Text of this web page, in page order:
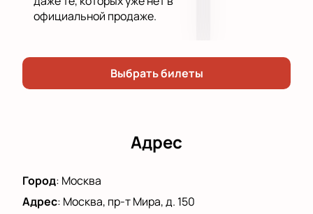
официальной продаже.
Выбрать билеты
Адрес
Город: Москва
Адрес: Москва, пр-т Мира, д. 150